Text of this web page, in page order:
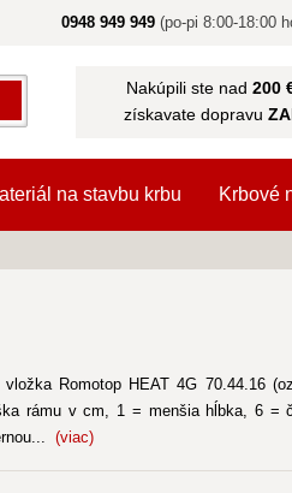
Nakúpili ste nad 200
získavate dopravu
0948 949 949 (po-pi 8:00-18:00
na stavbu krbu Krbové
vložka Romotop HEAT 4G 70.44.16
rámu v cm, 1 = menšia hĺbka, 6 =
(viac)